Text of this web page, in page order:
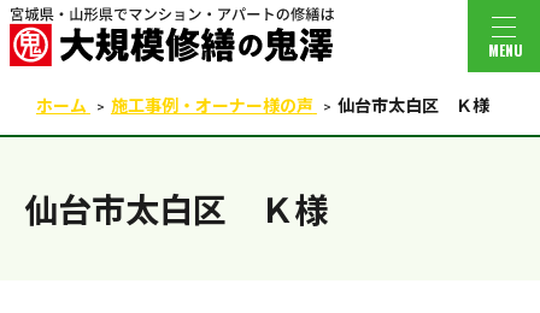
MENU
ホーム 施工事例・オーナー様の声 仙台市太白区 Ｋ様
仙台市太白区 Ｋ様